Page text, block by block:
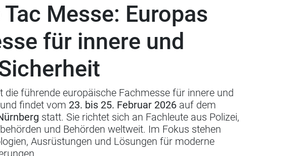
Messe: Europas
für innere und
die führende europäische Fachmesse für innere und
findet vom 23. bis 25. Februar 2026 auf dem
statt. Sie richtet sich an Fachleute aus Polizei,
und Behörden weltweit. Im Fokus stehen
Ausrüstungen und Lösungen für moderne